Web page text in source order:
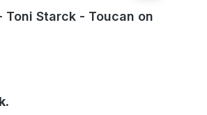
Toni Starck - Toucan on